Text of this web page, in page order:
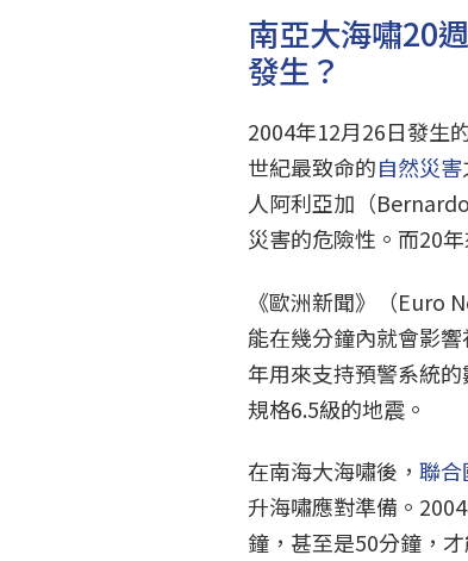
南亞大海嘯20
發生？
2004年12月26日發生
世紀最致命的自然災害
人阿利亞加（
災害的危險性。而20
《歐洲新聞》（Euro
能在幾分鐘內就會影
年用來支持預警系統
規格6.5級的地震。
在南海大海嘯後，聯合
升海嘯應對準備。
鐘，甚至是50分鐘，